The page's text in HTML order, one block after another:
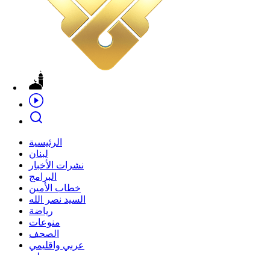
الرئيسية
لبنان
نشرات الأخبار
البرامج
خطاب الأمين
السيد نصر الله
رياضة
منوعات
الصحف
عربي واقليمي